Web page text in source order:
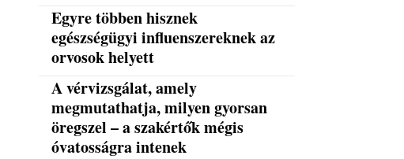
Egyre többen hisznek
egészségügyi influenszereknek az
orvosok helyett
A vérvizsgálat, amely
megmutathatja, milyen gyorsan
öregszel – a szakértők mégis
óvatosságra intenek